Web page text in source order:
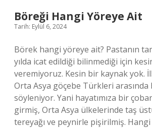
Böreği Hangi Yöreye Ait
Tarih: Eylül 6, 2024
Börek hangi yöreye ait? Pastanın
yılda icat edildiği bilinmediği için
veremiyoruz. Kesin bir kaynak yok.
Orta Asya göçebe Türkleri
söyleniyor. Yani hayatımıza bir
girmiş, Orta Asya ülkelerinde taş
tereyağı ve peynirle pişirilmiş.